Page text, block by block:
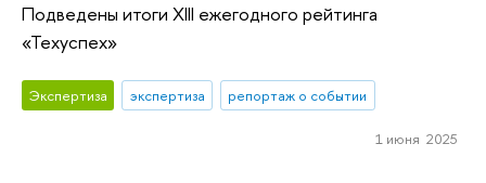
Подведены итоги XIII ежегодного рейтинга
«Техуспех»
Экспертиза экспертиза репортаж о событии
1 июня 2025